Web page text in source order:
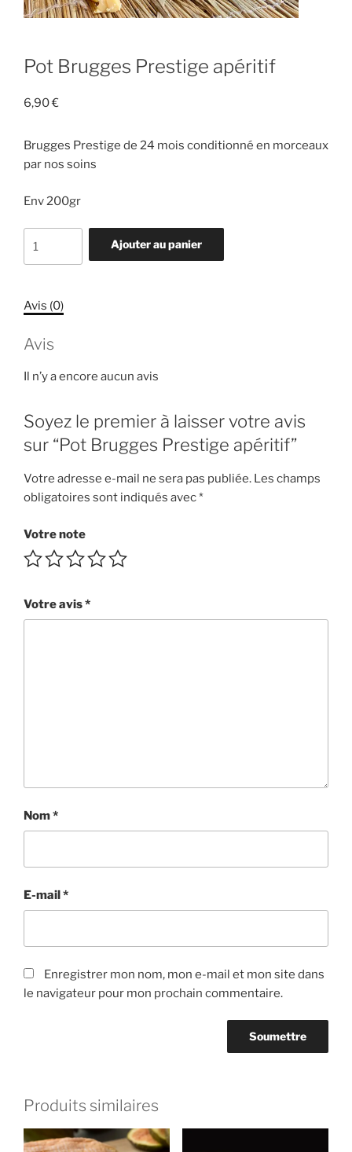
Pot Brugges Prestige apéritif
6,90€
Brugges Prestige de 24 mois conditionné en morceaux
par nos soins
Env 200gr
de
Prestige
Ajouter au panier
Avis (0)
Avis
Il n’y a encore aucun avis
Soyez le premier à laisser votre avis
sur “Pot Brugges Prestige apéritif”
Votre adresse e-mail ne sera pas publiée. Les champs
obligatoires sont indiqués avec*
Votre note
Votre avis*
Nom*
E-mail*
Enregistrer mon nom, mon e-mail et mon site dans
le navigateur pour mon prochain commentaire.
Produits similaires